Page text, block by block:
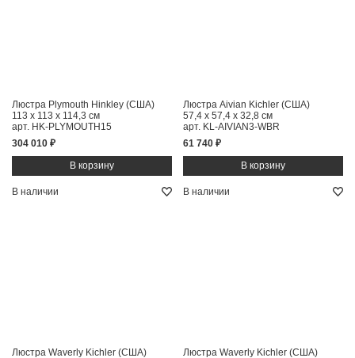
Люстра Plymouth Hinkley (США)
113 x 113 x 114,3 см
арт. HK-PLYMOUTH15
304 010 ₽
Люстра Aivian Kichler (США)
57,4 x 57,4 x 32,8 см
арт. KL-AIVIAN3-WBR
61 740 ₽
В наличии
Люстра Waverly Kichler (США)
В наличии
Люстра Waverly Kichler (США)